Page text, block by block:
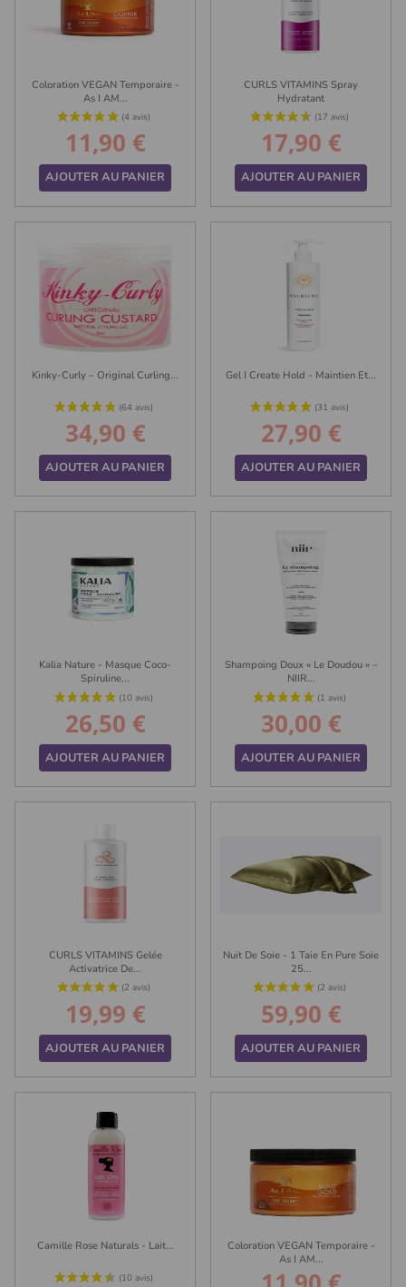
(78 avis)
Coloration VEGAN Temporaire -
As I AM...
(4 avis)
Prix
11,90 €
AJOUTER AU PANIER
CURLS VITAMINS Spray
Hydratant
Prix
17,90 €
AJOUTER AU PANIER
Kinky-Curly – Original Curling...
Prix
34,90 €
AJOUTER AU PANIER
Gel I Create Hold - Maintien Et...
Prix
27,90 €
AJOUTER AU PANIER
Kalia Nature - Masque Coco-
Spiruline...
Prix
26,50 €
AJOUTER AU PANIER
Shampoing Doux « Le Doudou » –
NIIR...
Prix
30,00 €
AJOUTER AU PANIER
CURLS VITAMINS Gelée
Activatrice De...
Prix
19,99 €
AJOUTER AU PANIER
Nuit De Soie - 1 Taie En Pure Soie
25...
Prix
59,90 €
AJOUTER AU PANIER
Camille Rose Naturals - Lait...
Coloration VEGAN Temporaire -
As I AM...
Prix